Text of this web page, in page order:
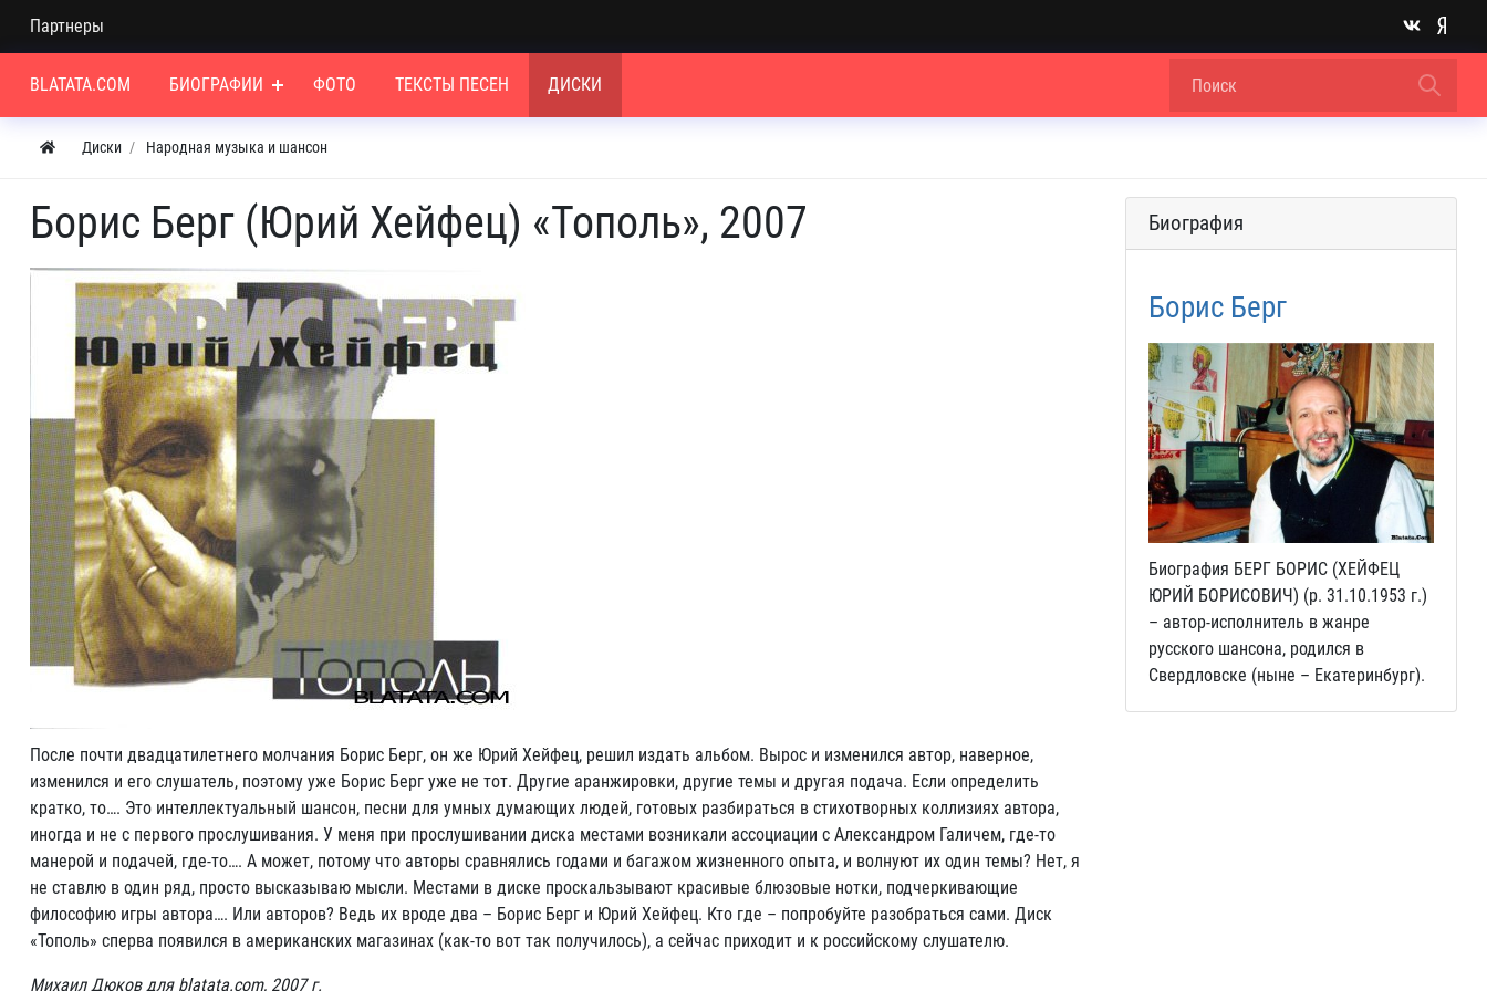
Партнеры
BLATATA.COM БИОГРАФИИ ФОТО ТЕКСТЫ ПЕСЕН ДИСКИ
Диски Народная музыка и шансон
Борис Берг (Юрий Хейфец) «Тополь», 2007
После почти двадцатилетнего молчания Борис Берг, он же Юрий Хейфец, решил издать альбом. Вырос и изменился автор, наверное,
изменился и его слушатель, поэтому уже Борис Берг уже не тот. Другие аранжировки, другие темы и другая подача. Если определить
кратко, то…. Это интеллектуальный шансон, песни для умных думающих людей, готовых разбираться в стихотворных коллизиях автора,
иногда и не с первого прослушивания. У меня при прослушивании диска местами возникали ассоциации с Александром Галичем, где-то
манерой и подачей, где-то…. А может, потому что авторы сравнялись годами и багажом жизненного опыта, и волнуют их один темы? Нет, я
не ставлю в один ряд, просто высказываю мысли. Местами в диске проскальзывают красивые блюзовые нотки, подчеркивающие
философию игры автора…. Или авторов? Ведь их вроде два – Борис Берг и Юрий Хейфец. Кто где – попробуйте разобраться сами. Диск
«Тополь» сперва появился в американских магазинах (как-то вот так получилось), а сейчас приходит и к российскому слушателю.
Михаил Дюков для blatata.com, 2007 г.
Биография
Борис Берг
Биография БЕРГ БОРИС (ХЕЙФЕЦ
ЮРИЙ БОРИСОВИЧ) (р. 31.10.1953 г.)
– автор-исполнитель в жанре
русского шансона, родился в
Свердловске (ныне – Екатеринбург).